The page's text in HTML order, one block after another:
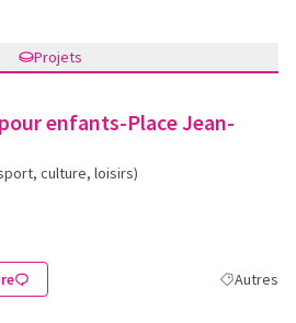
Projets
enfants-Place Jean-
culture, loisirs)
Filtrer les
Autres